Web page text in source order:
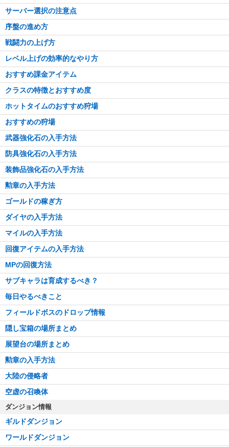
サーバー選択の注意点
序盤の進め方
戦闘力の上げ方
レベル上げの効率的なやり方
おすすめ課金アイテム
クラスの特徴とおすすめ度
ホットタイムのおすすめ狩場
おすすめの狩場
武器強化石の入手方法
防具強化石の入手方法
装飾品強化石の入手方法
勲章の入手方法
ゴールドの稼ぎ方
ダイヤの入手方法
マイルの入手方法
回復アイテムの入手方法
MPの回復方法
サブキャラは育成するべき？
毎日やるべきこと
フィールドボスのドロップ情報
隠し宝箱の場所まとめ
展望台の場所まとめ
勲章の入手方法
大陸の侵略者
空虚の召喚体
ダンジョン情報
ギルドダンジョン
ワールドダンジョン